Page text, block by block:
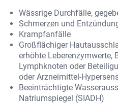
Wässrige Durchfälle,
Schmerzen und
Krampfanfälle
Großflächiger
erhöhte Leberenzymwerte,
Lymphknoten oder
oder Arzneimittel-
Beeinträchtigte
Natriumspiegel (SIADH)